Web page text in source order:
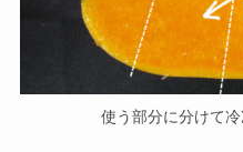
使う部分に分けて